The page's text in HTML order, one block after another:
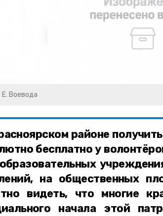
Воевода
районе
бесплатно у
на общественных
видеть, что многие
начала этой